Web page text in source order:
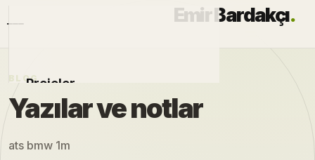
Emir Bardakçı.
Projeler
Otomobiller
Modlar
BLOG
Yazılar ve notlar
ats bmw 1m